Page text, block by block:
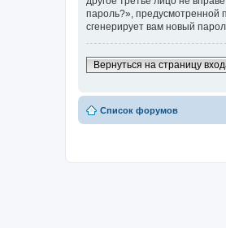
пароль?», предусмотренной
сгенерирует вам новый
Вернуться на страницу
Список форумов